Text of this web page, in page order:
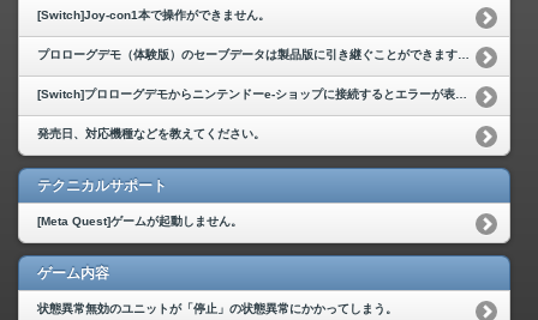
[Switch]Joy-con1本で操作ができません。
発売日、対応機種などを教えてください。
テクニカルサポート
[Meta Quest]ゲームが起動しません。
ゲーム内容
状態異常無効のユニットが「停止」の状態異常にかかってしまう。